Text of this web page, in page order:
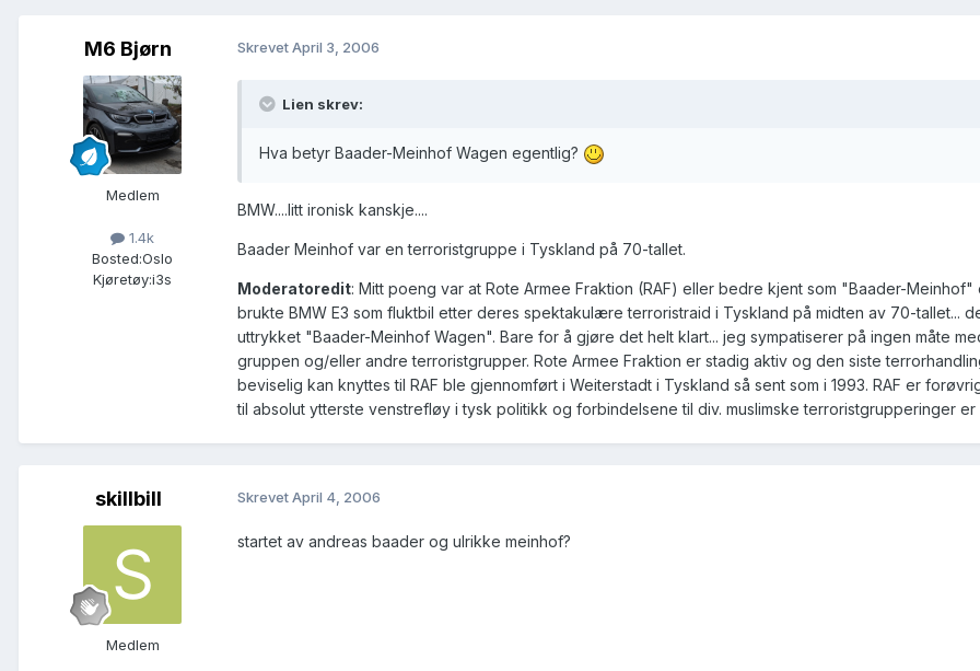
M6 Bjørn
Medlem
1.4k
Bosted:Oslo
Kjøretøy:i3s
SkrevetApril 3, 2006
Lien skrev:
Hva betyr Baader-Meinhof Wagen egentlig?
BMW....litt ironisk kanskje....
Baader Meinhof var en terroristgruppe i Tyskland på 70-tallet.
Moderatoredit: Mitt poeng var at Rote Armee Fraktion (RAF) eller bedre kjent som "Baader-Meinhof"
brukte BMW E3 som fluktbil etter deres spektakulære terroristraid i Tyskland på midten av 70-tallet...
uttrykket "Baader-Meinhof Wagen". Bare for å gjøre det helt klart... jeg sympatiserer på ingen måte
gruppen og/eller andre terroristgrupper. Rote Armee Fraktion er stadig aktiv og den siste
beviselig kan knyttes til RAF ble gjennomført i Weiterstadt i Tyskland så sent som i 1993. RAF er
til absolut ytterste venstrefløy i tysk politikk og forbindelsene til div. muslimske terroristgrupperinger er
skillbill
Medlem
SkrevetApril 4, 2006
startet av andreas baader og ulrikke meinhof?